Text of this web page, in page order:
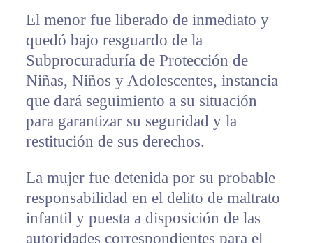
El menor fue liberado de inmediato y
quedó bajo resguardo de la
Subprocuraduría de Protección de
Niñas, Niños y Adolescentes, instancia
que dará seguimiento a su situación
para garantizar su seguridad y la
restitución de sus derechos.
La mujer fue detenida por su probable
responsabilidad en el delito de maltrato
infantil y puesta a disposición de las
autoridades correspondientes para el